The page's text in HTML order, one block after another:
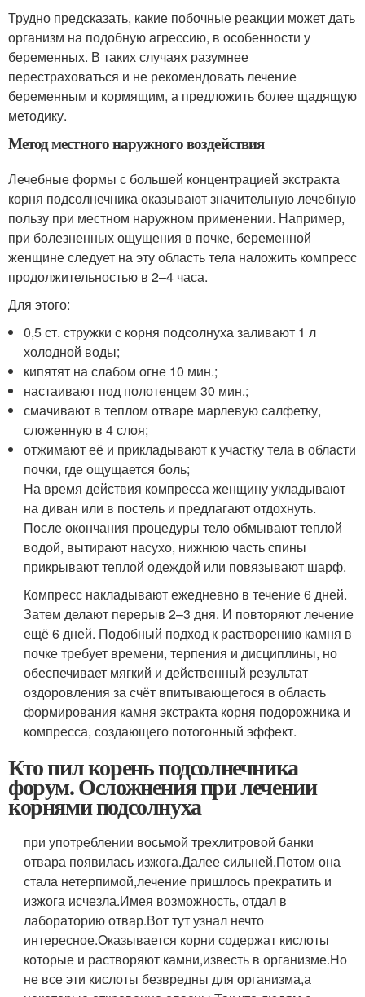
Трудно предсказать, какие побочные реакции может дать
организм на подобную агрессию, в особенности у
беременных. В таких случаях разумнее
перестраховаться и не рекомендовать лечение
беременным и кормящим, а предложить более щадящую
методику.
Метод местного наружного воздействия
Лечебные формы с большей концентрацией экстракта
корня подсолнечника оказывают значительную лечебную
пользу при местном наружном применении. Например,
при болезненных ощущения в почке, беременной
женщине следует на эту область тела наложить компресс
продолжительностью в 2–4 часа.
Для этого:
0,5 ст. стружки с корня подсолнуха заливают 1 л
холодной воды;
кипятят на слабом огне 10 мин.;
настаивают под полотенцем 30 мин.;
смачивают в теплом отваре марлевую салфетку,
сложенную в 4 слоя;
отжимают её и прикладывают к участку тела в области
почки, где ощущается боль;
На время действия компресса женщину укладывают
на диван или в постель и предлагают отдохнуть.
После окончания процедуры тело обмывают теплой
водой, вытирают насухо, нижнюю часть спины
прикрывают теплой одеждой или повязывают шарф.
Компресс накладывают ежедневно в течение 6 дней.
Затем делают перерыв 2–3 дня. И повторяют лечение
ещё 6 дней. Подобный подход к растворению камня в
почке требует времени, терпения и дисциплины, но
обеспечивает мягкий и действенный результат
оздоровления за счёт впитывающегося в область
формирования камня экстракта корня подорожника и
компресса, создающего потогонный эффект.
Кто пил корень подсолнечника
форум. Осложнения при лечении
корнями подсолнуха
при употреблении восьмой трехлитровой банки
отвара появилась изжога.Далее сильней.Потом она
стала нетерпимой,лечение пришлось прекратить и
изжога исчезла.Имея возможность, отдал в
лабораторию отвар.Вот тут узнал нечто
интересное.Оказывается корни содержат кислоты
которые и растворяют камни,известь в организме.Но
не все эти кислоты безвредны для организма,а